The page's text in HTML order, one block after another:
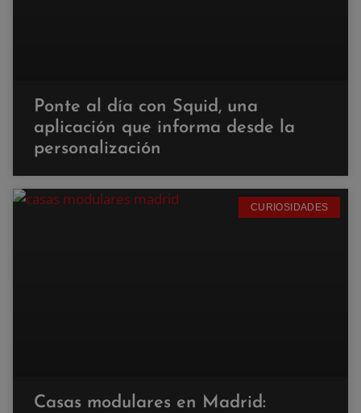
Ponte al día con Squid, una
aplicación que informa desde la
personalización
CURIOSIDADES
Casas modulares en Madrid: